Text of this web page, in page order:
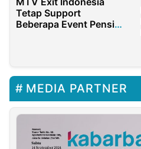
Tetap Support
Beberapa Event Pensi
MEDIA PARTNER